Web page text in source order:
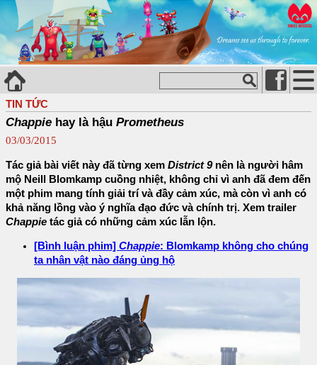
TIN TỨC
Chappie hay là hậu Prometheus
03/03/2015
Tác giả bài viết này đã từng xem District 9nên là người hâm
mộ Neill Blomkamp cuồng nhiệt, không chỉ vì anh đã đem đến
một phim mang tính giải trí và đầy cảm xúc, mà còn vì anh có
khả năng lồng vào ý nghĩa đạo đức và chính trị. Xem trailer
Chappie tác giả có những cảm xúc lẫn lộn.
[Bình luận phim] Chappie: Blomkamp không cho chúng
ta nhân vật nào đáng ủng hộ